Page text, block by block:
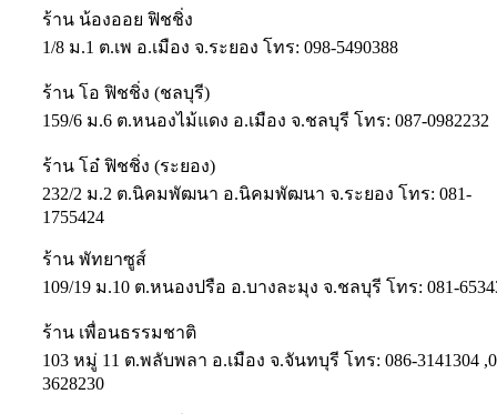
ร้าน น้องออย ฟิชชิ่ง
1/8 ม.1 ต.เพ อ.เมือง จ.ระยอง โทร: 098-5490388
ร้าน โอ ฟิชชิ่ง (ชลบุรี)
159/6 ม.6 ต.หนองไม้แดง อ.เมือง จ.ชลบุรี โทร: 087-0982232
ร้าน โอ๋ ฟิชชิ่ง (ระยอง)
232/2 ม.2 ต.นิคมพัฒนา อ.นิคมพัฒนา จ.ระยอง โทร: 081-
1755424
ร้าน พัทยาซูส์
109/19 ม.10 ต.หนองปรือ อ.บางละมุง จ.ชลบุรี โทร: 081-
ร้าน เพื่อนธรรมชาติ
103 หมู่ 11 ต.พลับพลา อ.เมือง จ.จันทบุรี โทร: 086-3141304
3628230